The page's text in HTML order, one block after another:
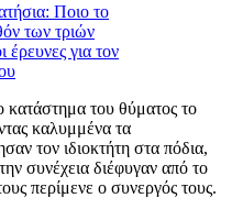
Ποιο το
των τριών
για τον
κατάστημα του θύματος το
καλυμμένα τα
τον ιδιοκτήτη στα πόδια,
συνέχεια διέφυγαν από το
περίμενε ο συνεργός τους.